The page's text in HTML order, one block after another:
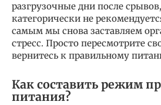
разгрузочные дни после
категорически не
самым мы снова заставляем
стресс. Просто пересмотрите
вернитесь к правильному
Как составить режим
питания?